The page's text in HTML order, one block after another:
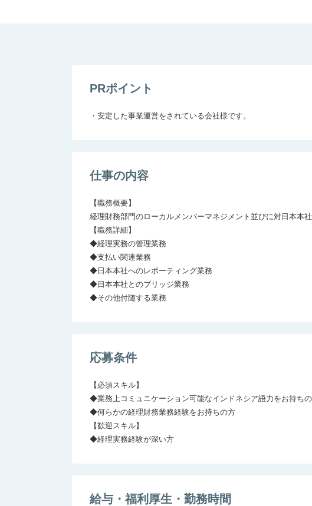
PRポイント
・安定した事業運営をされている会社様です。
仕事の内容
【職務概要】
経理財務部門のローカルメンバーマネジメント並びに対日本本
【職務詳細】
◆経理実務の管理業務
◆支払い関連業務
◆日本本社へのレポーティング業務
◆日本本社とのブリッジ業務
◆その他付随する業務
応募条件
【必須スキル】
◆業務上コミュニケーション可能なインドネシア語力をお持ち
◆何らかの経理財務業務経験をお持ちの方
【歓迎スキル】
◆経理実務経験が深い方
給与・福利厚生・勤務時間